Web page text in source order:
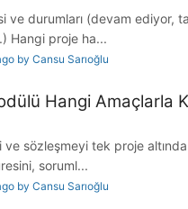
ve durumları (devam ediyor,
Hangi proje ha...
by Cansu Sarıoğlu
Hangi Amaçlarla
ve sözleşmeyi tek proje
soruml...
by Cansu Sarıoğlu